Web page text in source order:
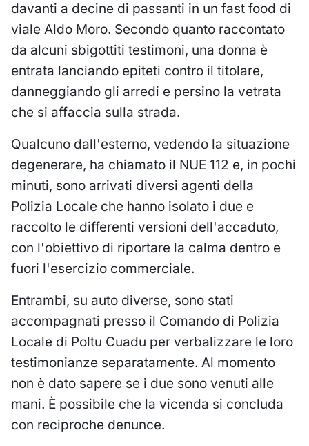
davanti a decine di passanti in un fast food di
viale Aldo Moro. Secondo quanto raccontato
da alcuni sbigottiti testimoni, una donna è
entrata lanciando epiteti contro il titolare,
danneggiando gli arredi e persino la vetrata
che si affaccia sulla strada.
Qualcuno dall'esterno, vedendo la situazione
degenerare, ha chiamato il NUE 112 e, in pochi
minuti, sono arrivati diversi agenti della
Polizia Locale che hanno isolato i due e
raccolto le differenti versioni dell'accaduto,
con l'obiettivo di riportare la calma dentro e
fuori l'esercizio commerciale.
Entrambi, su auto diverse, sono stati
accompagnati presso il Comando di Polizia
Locale di Poltu Cuadu per verbalizzare le loro
testimonianze separatamente. Al momento
non è dato sapere se i due sono venuti alle
mani. È possibile che la vicenda si concluda
con reciproche denunce.